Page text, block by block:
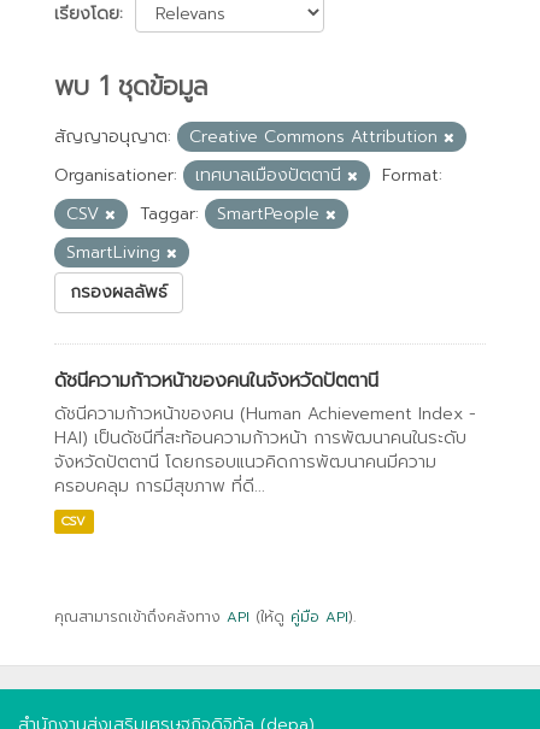
เรียงโดย
พบ 1 ชุดข้อมูล
สัญญาอนุญาต:
Creative Commons Attribution
Organisationer:
เทศบาลเมืองปัตตานี
Format:
CSV
Taggar:
SmartPeople
SmartLiving
กรองผลลัพธ์
ดัชนีความก้าวหน้าของคนในจังหวัดปัตตานี
ดัชนีความก้าวหน้าของคน (Human Achievement Index -
HAI) เป็นดัชนีที่สะท้อนความก้าวหน้า การพัฒนาคนในระดับ
จังหวัดปัตตานี โดยกรอบแนวคิดการพัฒนาคนมีความ
ครอบคลุม การมีสุขภาพ ที่ดี...
CSV
คุณสามารถเข้าถึงคลังทาง API (ให้ดู คู่มือ API).